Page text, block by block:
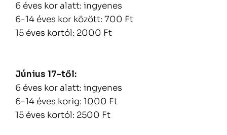
6 éves kor alatt: ingyenes
6-14 éves kor között: 700 Ft
15 éves kortól: 2000 Ft
Június 17-től:
6 éves kor alatt: ingyenes
6-14 éves korig: 1000 Ft
15 éves kortól: 2500 Ft